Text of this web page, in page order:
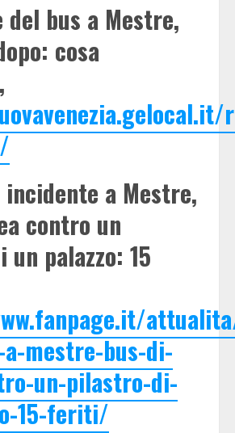
del bus a Mestre,
cosa
incidente a Mestre,
contro un
palazzo: 15
mestre-bus-di-
un-pilastro-di-
15-feriti/